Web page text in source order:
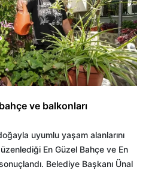
ve balkonları
uyumlu yaşam alanlarını
En Güzel Bahçe ve En
Belediye Başkanı Ünal